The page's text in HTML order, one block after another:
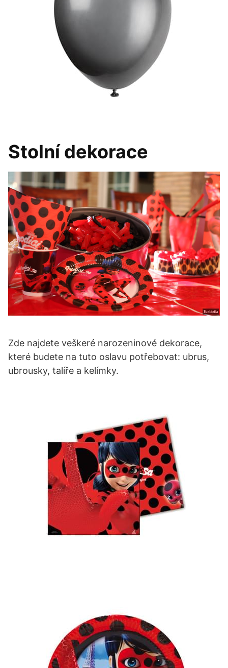
Stolní dekorace
Zde najdete veškeré narozeninové dekorace,
které budete na tuto oslavu potřebovat: ubrus,
ubrousky, talíře a kelímky.